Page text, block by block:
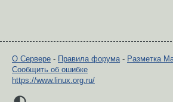
О Сервере - Правила форума- Разметка
Сообщить об ошибке
https://www.linux.org.ru/